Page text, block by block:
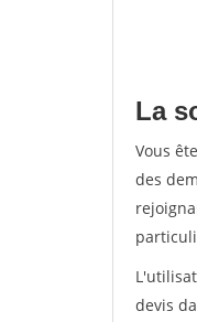
La
Vous
des
devis